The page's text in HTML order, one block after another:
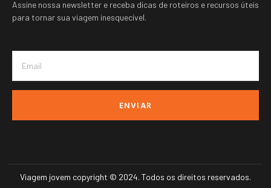
Assine nossa newsletter e receba dicas de roteiros e recursos úteis
para tornar sua viagem inesquecível.
ENVIAR
Viagem jovem copyright © 2024. Todos os direitos reservados.